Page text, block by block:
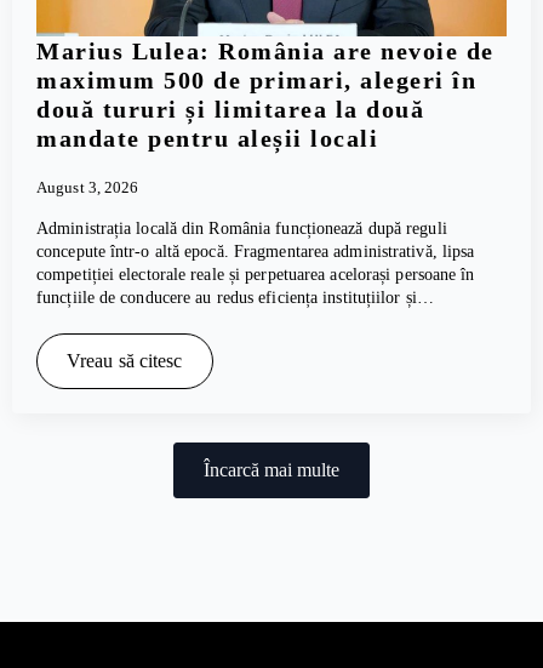
Marius Lulea: România are nevoie de
maximum 500 de primari, alegeri în
două tururi și limitarea la două
mandate pentru aleșii locali
August 3, 2026
Administrația locală din România funcționează după reguli
concepute într-o altă epocă. Fragmentarea administrativă, lipsa
competiției electorale reale și perpetuarea acelorași persoane în
funcțiile de conducere au redus eficiența instituțiilor și…
Vreau să citesc
Încarcă mai multe